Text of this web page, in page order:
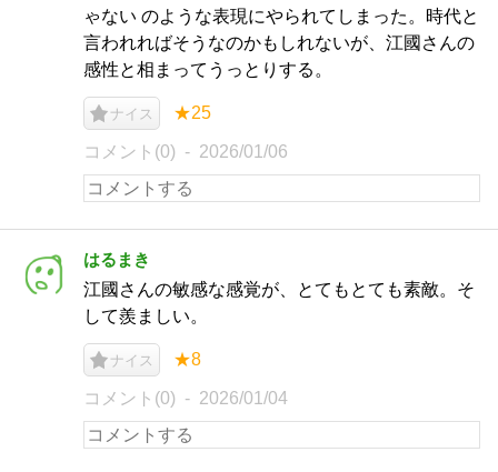
ゃない のような表現にやられてしまった。時代と
言われればそうなのかもしれないが、江國さんの
感性と相まってうっとりする。
ナイス ★25
コメント(0) 2026/01/06
はるまき
江國さんの敏感な感覚が、とてもとても素敵。そ
して羨ましい。
ナイス ★8
コメント(0) 2026/01/04